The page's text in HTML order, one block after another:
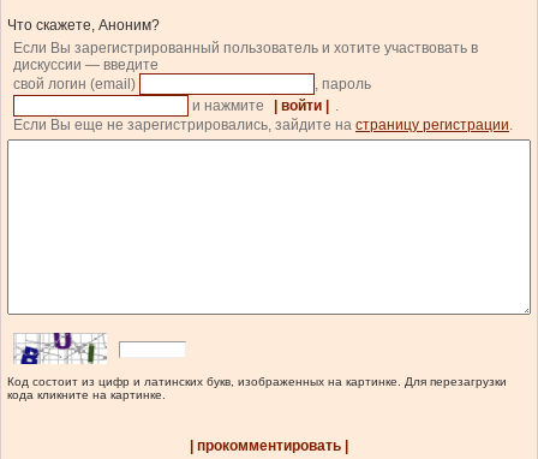
Что скажете, Аноним?
Если Вы зарегистрированный пользователь и хотите участвовать в
дискуссии — введите
свой логин (email)
, пароль
и нажмите
| войти |
.
Если Вы еще не зарегистрировались, зайдите на страницу регистрации.
Код состоит из цифр и латинских букв, изображенных на картинке. Для перезагрузки
кода кликните на картинке.
| прокомментировать |